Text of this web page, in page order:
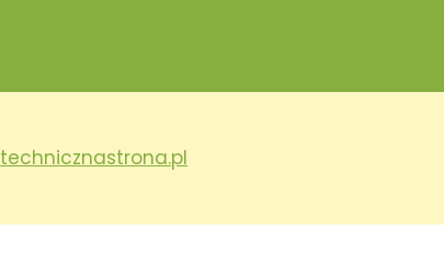
technicznastrona.pl